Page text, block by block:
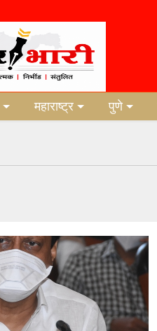
महाराष्ट्र पुणे